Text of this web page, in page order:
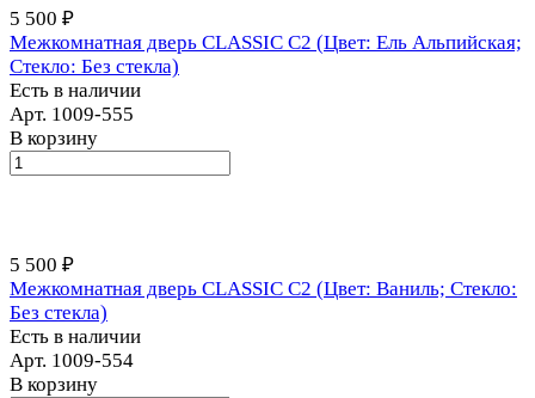
5 500 ₽
Межкомнатная дверь CLASSIC С2 (Цвет: Ель Альпийская;
Стекло: Без стекла)
Есть в наличии
Арт. 1009-555
В корзину
5 500 ₽
Межкомнатная дверь CLASSIC С2 (Цвет: Ваниль; Стекло:
Без стекла)
Есть в наличии
Арт. 1009-554
В корзину